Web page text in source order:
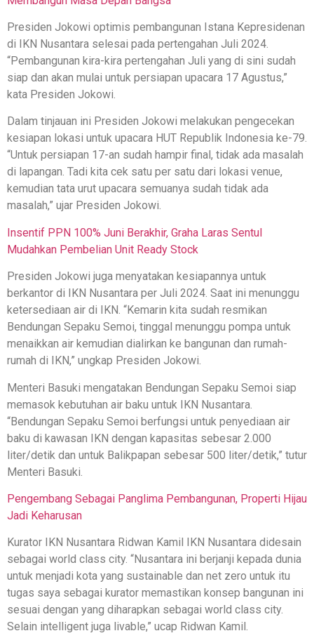
Presiden Jokowi optimis pembangunan Istana Kepresidenan
di IKN Nusantara selesai pada pertengahan Juli 2024.
“Pembangunan kira-kira pertengahan Juli yang di sini sudah
siap dan akan mulai untuk persiapan upacara 17 Agustus,”
kata Presiden Jokowi.
Dalam tinjauan ini Presiden Jokowi melakukan pengecekan
kesiapan lokasi untuk upacara HUT Republik Indonesia ke-79.
“Untuk persiapan 17-an sudah hampir final, tidak ada masalah
di lapangan. Tadi kita cek satu per satu dari lokasi venue,
kemudian tata urut upacara semuanya sudah tidak ada
masalah,” ujar Presiden Jokowi.
Insentif PPN 100% Juni Berakhir, Graha Laras Sentul
Mudahkan Pembelian Unit Ready Stock
Presiden Jokowi juga menyatakan kesiapannya untuk
berkantor di IKN Nusantara per Juli 2024. Saat ini menunggu
ketersediaan air di IKN. “Kemarin kita sudah resmikan
Bendungan Sepaku Semoi, tinggal menunggu pompa untuk
menaikkan air kemudian dialirkan ke bangunan dan rumah-
rumah di IKN,” ungkap Presiden Jokowi.
Menteri Basuki mengatakan Bendungan Sepaku Semoi siap
memasok kebutuhan air baku untuk IKN Nusantara.
“Bendungan Sepaku Semoi berfungsi untuk penyediaan air
baku di kawasan IKN dengan kapasitas sebesar 2.000
liter/detik dan untuk Balikpapan sebesar 500 liter/detik,” tutur
Menteri Basuki.
Pengembang Sebagai Panglima Pembangunan, Properti Hijau
Jadi Keharusan
Kurator IKN Nusantara Ridwan Kamil IKN Nusantara didesain
sebagai world class city. “Nusantara ini berjanji kepada dunia
untuk menjadi kota yang sustainable dan net zero untuk itu
tugas saya sebagai kurator memastikan konsep bangunan ini
sesuai dengan yang diharapkan sebagai world class city.
Selain intelligent juga livable,” ucap Ridwan Kamil.